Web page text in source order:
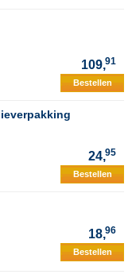
109,91
Bestellen
24,95
Bestellen
18,96
Bestellen